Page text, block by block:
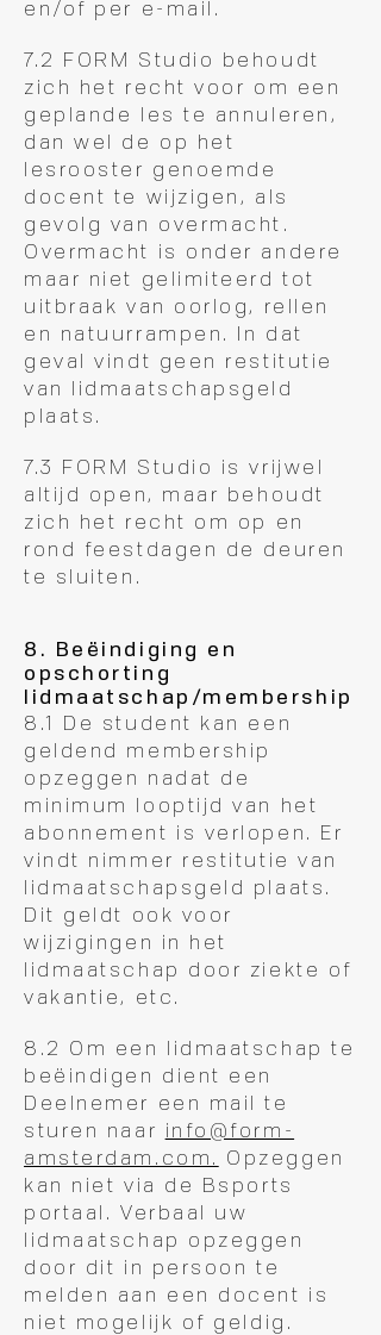
en/of per e-mail.
7.2 FORM Studio behoudt
zich het recht voor om een
geplande les te annuleren,
dan wel de op het
lesrooster genoemde
docent te wijzigen, als
gevolg van overmacht.
Overmacht is onder andere
maar niet gelimiteerd tot
uitbraak van oorlog, rellen
en natuurrampen. In dat
geval vindt geen restitutie
van lidmaatschapsgeld
plaats.
7.3 FORM Studio is vrijwel
altijd open, maar behoudt
zich het recht om op en
rond feestdagen de deuren
te sluiten.
8. Beëindiging en
opschorting
lidmaatschap/membership
8.1 De student kan een
geldend membership
opzeggen nadat de
minimum looptijd van het
abonnement is verlopen. Er
vindt nimmer restitutie van
lidmaatschapsgeld plaats.
Dit geldt ook voor
wijzigingen in het
lidmaatschap door ziekte of
vakantie, etc.
8.2 Om een lidmaatschap te
beëindigen dient een
Deelnemer een mail te
sturen naar info@form-
amsterdam.com. Opzeggen
kan niet via de Bsports
portaal. Verbaal uw
lidmaatschap opzeggen
door dit in persoon te
melden aan een docent is
niet mogelijk of geldig.